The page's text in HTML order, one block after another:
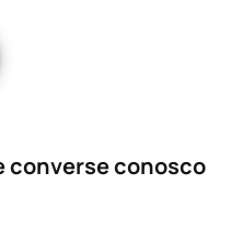
converse conosco